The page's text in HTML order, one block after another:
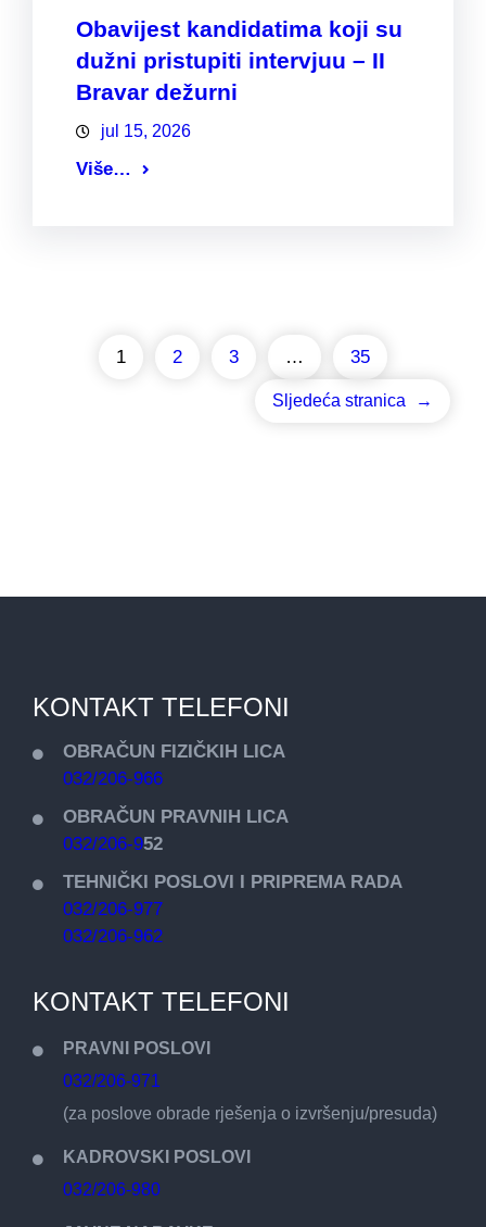
Obavijest kandidatima koji su
dužni pristupiti intervjuu – II
Bravar dežurni
jul 15, 2026
Više…
1 2 3 … 35
Sljedeća stranica →
KONTAKT TELEFONI
OBRAČUN FIZIČKIH LICA
032/206-966
OBRAČUN PRAVNIH LICA
032/206-952
TEHNIČKI POSLOVI I PRIPREMA RADA
032/206-977
032/206-962
KONTAKT TELEFONI
PRAVNI POSLOVI
032/206-971
(za poslove obrade rješenja o izvršenju/presuda)
KADROVSKI POSLOVI
032/206-980